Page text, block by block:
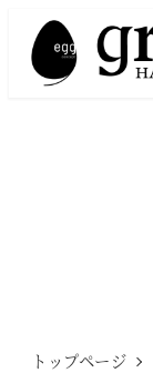
トップページ